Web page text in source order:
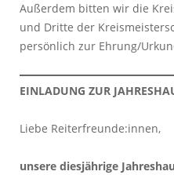
Außerdem bitten wir die
und Dritte der
persönlich zur Ehrung/
EINLADUNG ZUR
Liebe Reiterfreunde:innen,
unsere diesjährige